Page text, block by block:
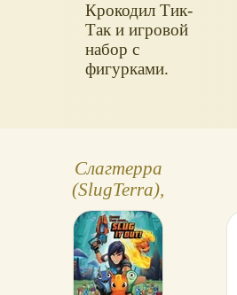
Крокодил Тик-
Так и игровой
набор с
фигурками.
Слагтерра
(SlugTerra),
игрушки